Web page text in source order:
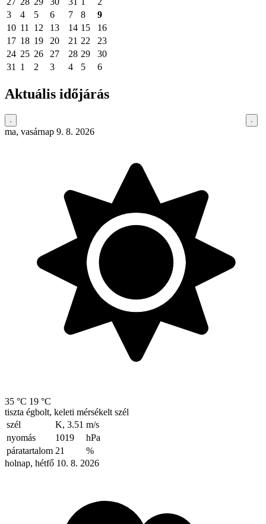
3
4 5 6 7 8
9
10 11 12 13 14 15
16
17 18 19 20 21 22
23
24 25 26 27 28 29
30
31
1 2 3 4 5 6
Aktuális időjárás
ma, vasárnap 9. 8. 2026
35 °C 19 °C
tiszta égbolt, keleti mérsékelt szél
szél
K, 3.51 m/s
nyomás
1019
hPa
páratartalom 21
%
holnap, hétfő 10. 8. 2026